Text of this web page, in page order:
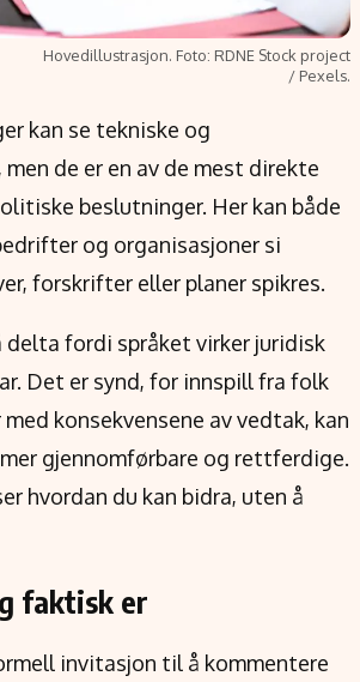
Hovedillustrasjon. Foto: RDNE Stock project
/ Pexels.
kan se tekniske og
de er en av de mest direkte
beslutninger. Her kan både
og organisasjoner si
forskrifter eller planer spikres.
delta fordi språket virker juridisk
Det er synd, for innspill fra folk
konsekvensene av vedtak, kan
gjennomførbare og rettferdige.
hvordan du kan bidra, uten å
faktisk er
invitasjon til å kommentere